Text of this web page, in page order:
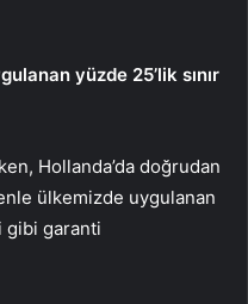
yüzde 25’lik sınır
Hollanda’da doğrudan
ülkemizde uygulanan
gibi garanti